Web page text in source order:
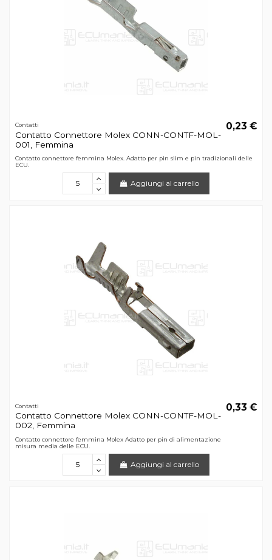
Contatti
Contatto Connettore Molex CONN-CONTF-MOL-
001, Femmina
0,23 €
Contatto connettore femmina Molex. Adatto per pin slim e pin tradizionali delle
ECU.
Aggiungi al carrello
Contatti
Contatto Connettore Molex CONN-CONTF-MOL-
002, Femmina
0,33 €
Contatto connettore femmina Molex Adatto per pin di alimentazione
misura media delle ECU.
Aggiungi al carrello